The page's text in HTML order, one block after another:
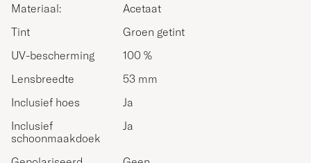
Materiaal:
Acetaat
Tint
Groen getint
UV-bescherming
100 %
Lensbreedte
53 mm
Inclusief hoes
Ja
Inclusief
schoonmaakdoek
Ja